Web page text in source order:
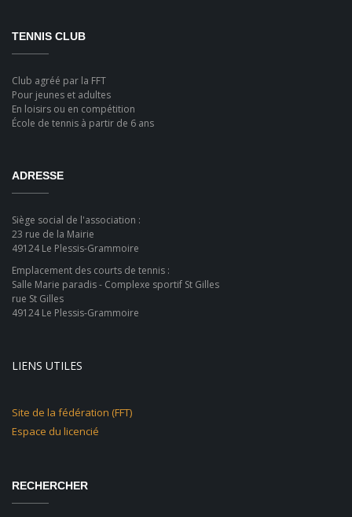
TENNIS CLUB
Club agréé par la FFT
Pour jeunes et adultes
En loisirs ou en compétition
École de tennis à partir de 6 ans
ADRESSE
Siège social de l'association :
23 rue de la Mairie
49124 Le Plessis-Grammoire
Emplacement des courts de tennis :
Salle Marie paradis - Complexe sportif St Gilles
rue St Gilles
49124 Le Plessis-Grammoire
LIENS UTILES
Site de la fédération (FFT)
Espace du licencié
RECHERCHER